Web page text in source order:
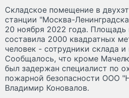
Складское помещение в
станции "Москва-
20 ноября 2022 года. Площадь
составила 2000 квадратных
человек - сотрудники склада и
Сообщалось, что кроме
был задержан специалист по
пожарной безопасности ООО
Владимир Коновалов.